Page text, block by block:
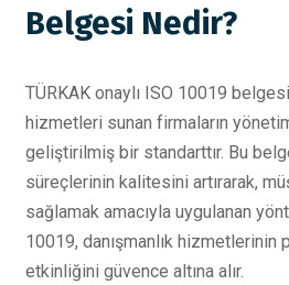
Belgesi Nedir?
TÜRKAK onaylı ISO 10019
hizmetleri sunan firmaların
geliştirilmiş bir standarttır. Bu
süreçlerinin kalitesini artırarak,
sağlamak amacıyla uygulanan
10019, danışmanlık
etkinliğini güvence altına alır.